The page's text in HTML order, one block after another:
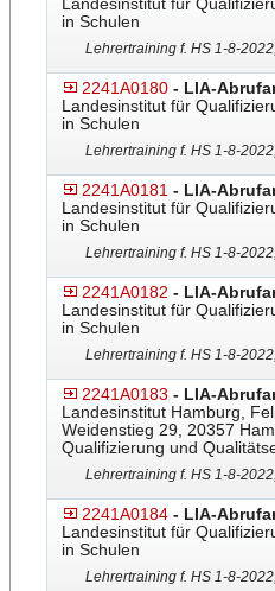
in Schulen
Lehrertraining f. HS 1-8-
2241A0180 - LIA-
Landesinstitut für
in Schulen
Lehrertraining f. HS 1-8-
2241A0181 - LIA-
Landesinstitut für
in Schulen
Lehrertraining f. HS 1-8-
2241A0182 - LIA-
Landesinstitut für
in Schulen
Lehrertraining f. HS 1-8-
2241A0183 - LIA-
Landesinstitut Hamburg,
Weidenstieg 29, 20357
Qualifizierung und
Lehrertraining f. HS 1-8-
2241A0184 - LIA-
Landesinstitut für
in Schulen
Lehrertraining f. HS 1-8-